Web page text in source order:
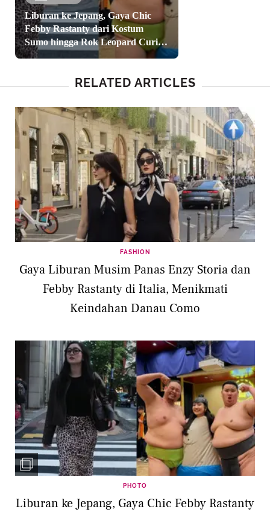
Liburan ke Jepang, Gaya Chic
Febby Rastanty dari Kostum
Sumo hingga Rok Leopard Curi
Perhatian
RELATED ARTICLES
FASHION
Gaya Liburan Musim Panas Enzy Storia dan
Febby Rastanty di Italia, Menikmati
Keindahan Danau Como
PHOTO
Liburan ke Jepang, Gaya Chic Febby Rastanty